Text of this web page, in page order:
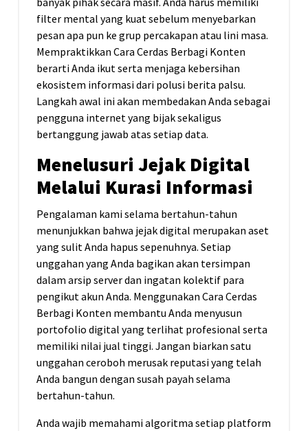
filter mental yang kuat sebelum menyebarkan
pesan apa pun ke grup percakapan atau lini masa.
Mempraktikkan Cara Cerdas Berbagi Konten
berarti Anda ikut serta menjaga kebersihan
ekosistem informasi dari polusi berita palsu.
Langkah awal ini akan membedakan Anda sebagai
pengguna internet yang bijak sekaligus
bertanggung jawab atas setiap data.
Menelusuri Jejak Digital
Melalui Kurasi Informasi
Pengalaman kami selama bertahun-tahun
menunjukkan bahwa jejak digital merupakan aset
yang sulit Anda hapus sepenuhnya. Setiap
unggahan yang Anda bagikan akan tersimpan
dalam arsip server dan ingatan kolektif para
pengikut akun Anda. Menggunakan Cara Cerdas
Berbagi Konten membantu Anda menyusun
portofolio digital yang terlihat profesional serta
memiliki nilai jual tinggi. Jangan biarkan satu
unggahan ceroboh merusak reputasi yang telah
Anda bangun dengan susah payah selama
bertahun-tahun.
Anda wajib memahami algoritma setiap platform